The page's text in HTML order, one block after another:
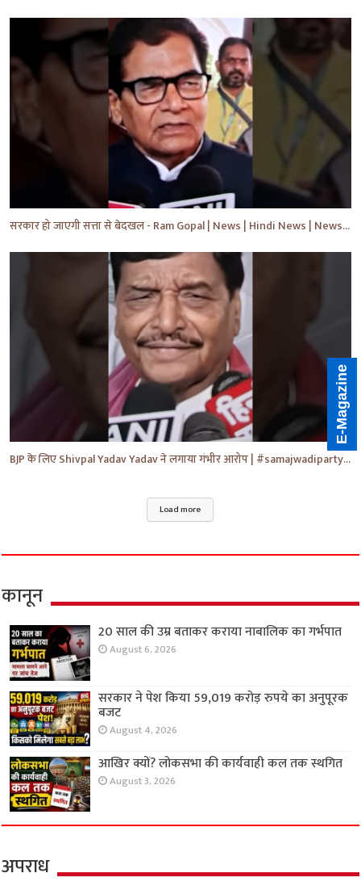
सरकार हो जाएगी सत्ता से बेदखल - Ram Gopal | News | Hindi News | News Today | #shorts #ytshorts #yt
BJP के लिए Shivpal Yadav Yadav ने लगाया गंभीर आरोप | #samajwadiparty | Akhilesh Yadav | #shorts #yt
Load more
कानून
20 साल की उम्र बताकर कराया नाबालिक का गर्भपात
August 6, 2026
सरकार ने पेश किया 59,019 करोड़ रुपये का अनुपूरक
बजट
August 4, 2026
आखिर क्यों? लोकसभा की कार्यवाही कल तक स्थगित
August 3, 2026
अपराध
E-Magazine